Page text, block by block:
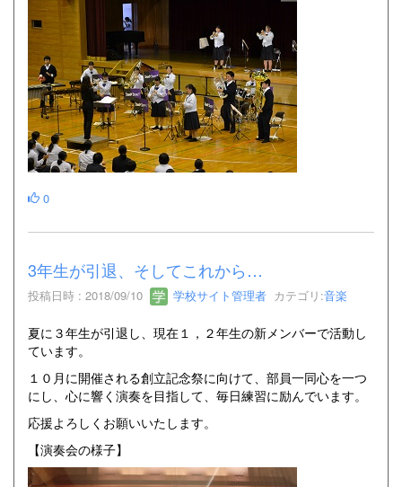
0
3年生が引退、そしてこれから…
投稿日時 : 2018/09/10 学校サイト管理者 カテゴリ:音楽
夏に３年生が引退し、現在１，２年生の新メンバーで活動し
ています。
１０月に開催される創立記念祭に向けて、部員一同心を一つ
にし、心に響く演奏を目指して、毎日練習に励んでいます。
応援よろしくお願いいたします。
【演奏会の様子】